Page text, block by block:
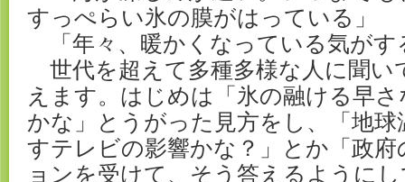
すっぺらい氷の膜がはっている」
「年々、暖かくなっている気がす
世代を超えて多種多様な人に聞い
えます。はじめは「氷の融ける早
かな」とうがった見方をし、「地
すテレビの影響かな？」とか「政
ョンを受けて、そう答えるように